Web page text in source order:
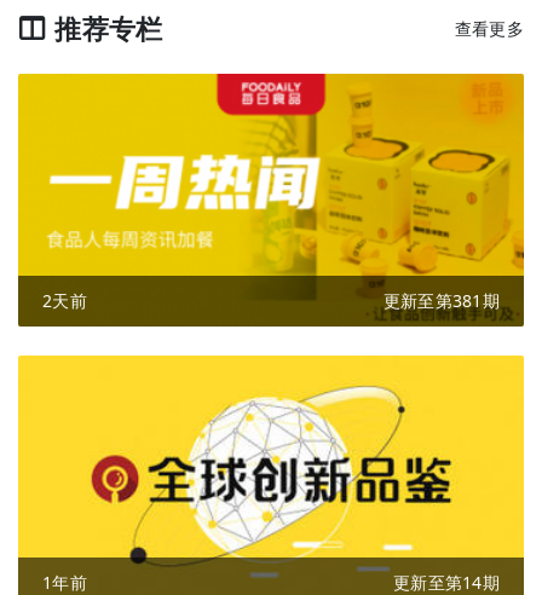
推荐专栏 查看更多
2天前 更新至第381期
1年前 更新至第14期